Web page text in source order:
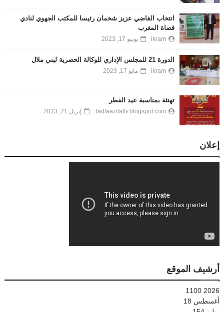
انتخاب القاضي عزيز شخمان رئيسا للمكتب الجهوي لنادي
قضاة المغرب
ikram يونيو 17, 2023
الدورة 21 للمجلس الإداري للوكالة الحضرية لبني ملال
ikram مايو 17, 2023
تهنئة بمناسبة عيد الفطر
Tadlaazilaltv.blogspot.com إبريل 21, 2023
إعلان
أرشيف الموقع
2026
1100
أغسطس 18